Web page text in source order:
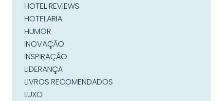
HOTEL REVIEWS
HOTELARIA
HUMOR
INOVAÇÃO
INSPIRAÇÃO
LIDERANÇA
LIVROS RECOMENDADOS
LUXO